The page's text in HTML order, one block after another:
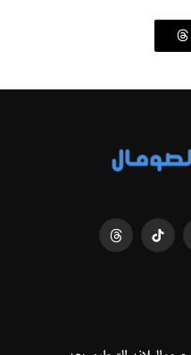
تيكتوك Threads